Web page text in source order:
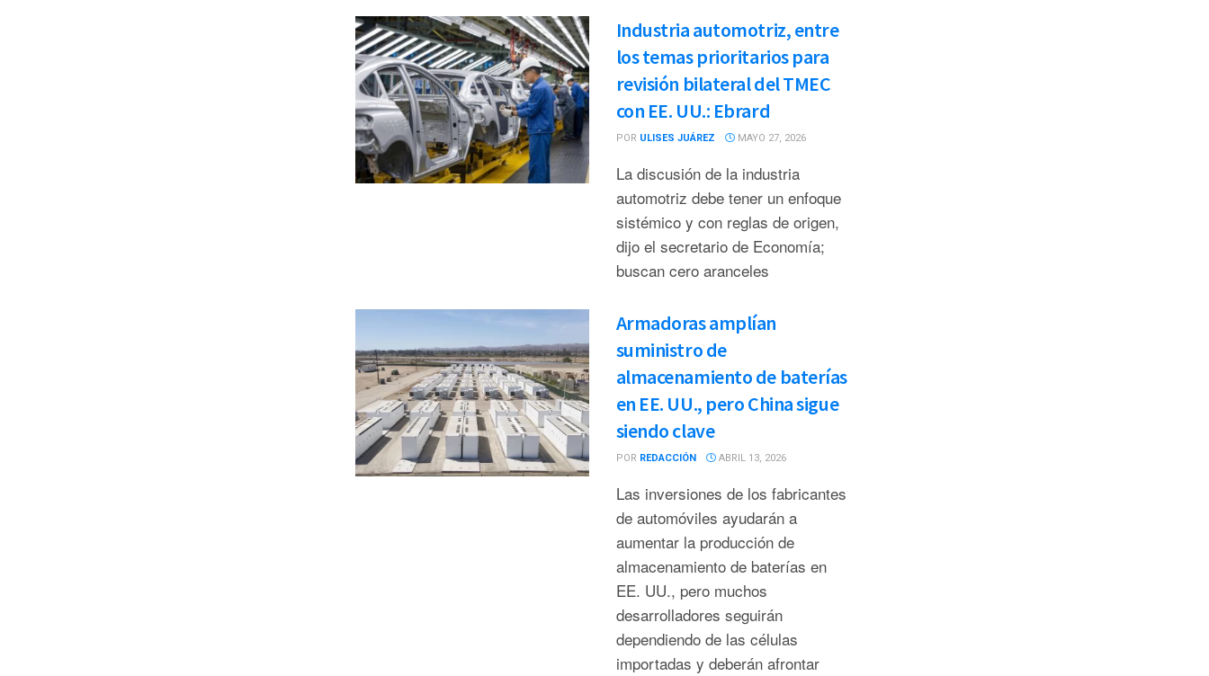
Industria automotriz, entre
los temas prioritarios para
revisión bilateral del TMEC
con EE. UU.: Ebrard
POR ULISES JUÁREZ MAYO 27, 2026
La discusión de la industria
automotriz debe tener un enfoque
sistémico y con reglas de origen,
dijo el secretario de Economía;
buscan cero aranceles
Armadoras amplían
suministro de
almacenamiento de baterías
en EE. UU., pero China sigue
siendo clave
POR REDACCIÓN ABRIL 13, 2026
Las inversiones de los fabricantes
de automóviles ayudarán a
aumentar la producción de
almacenamiento de baterías en
EE. UU., pero muchos
desarrolladores seguirán
dependiendo de las células
importadas y deberán afrontar